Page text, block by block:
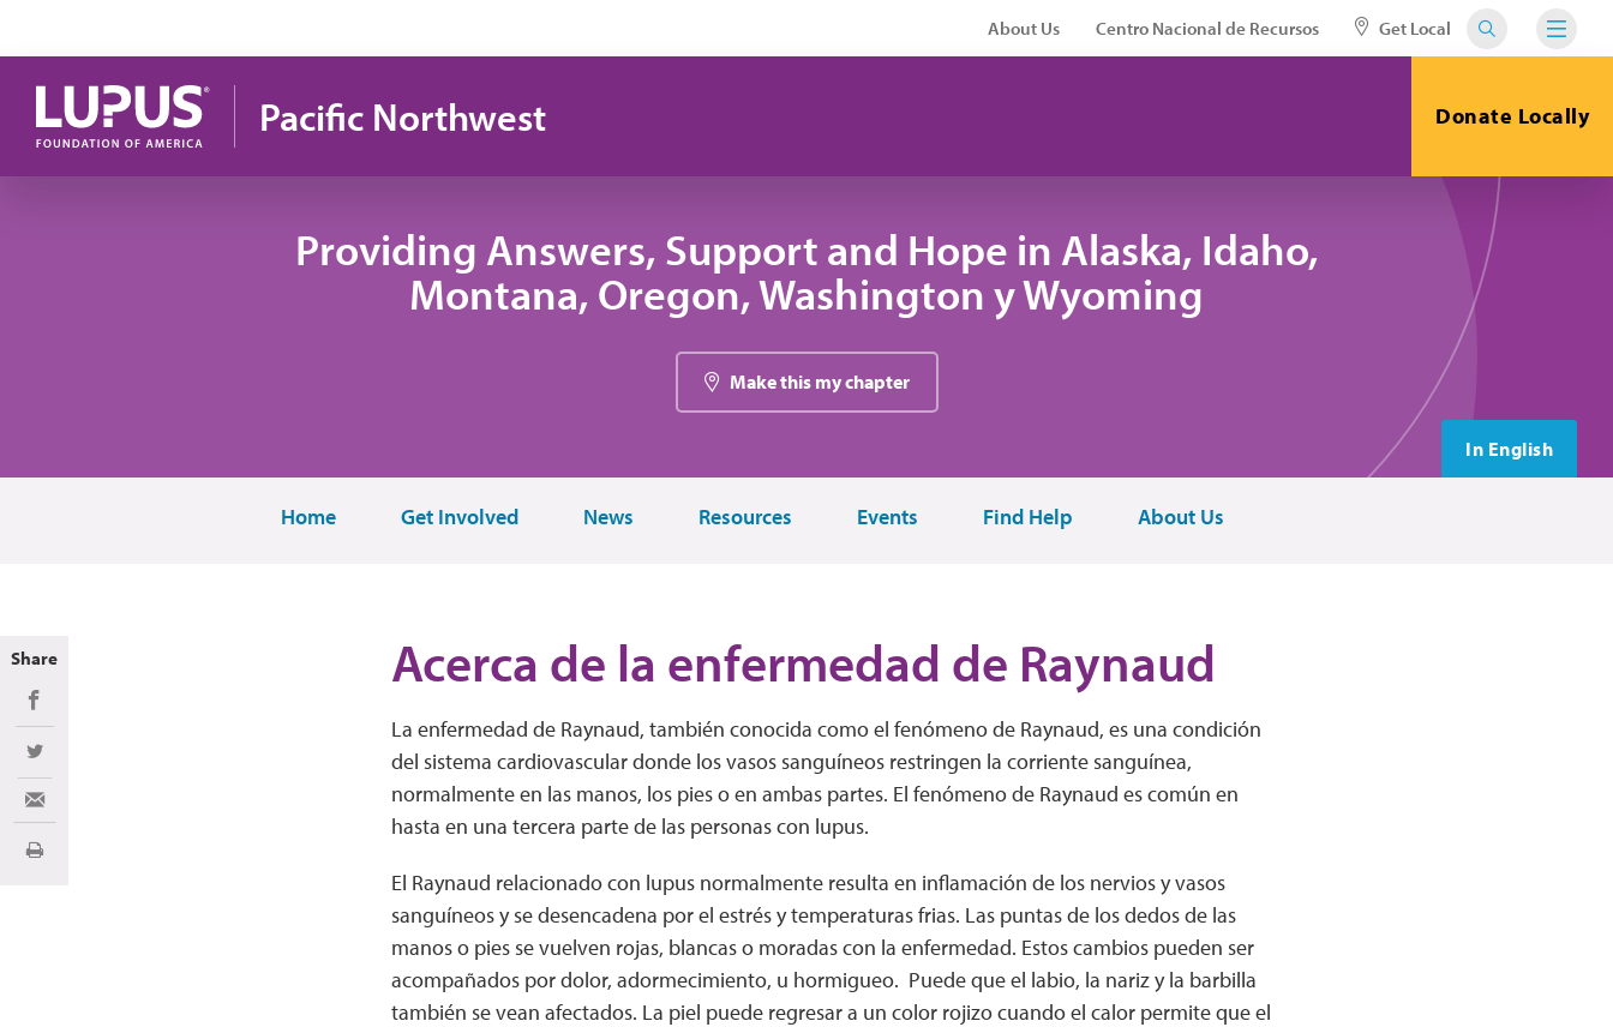
About Us Centro Nacional de Recursos Get Local
Pacific Northwest Donate Locally
Providing Answers, Support and Hope in Alaska, Idaho,
Montana, Oregon, Washington y Wyoming
Make this my chapter
In English
Home Get Involved News Resources Events Find Help About Us
Acerca de la enfermedad de Raynaud
La enfermedad de Raynaud, también conocida como el fenómeno de Raynaud, es una condición
del sistema cardiovascular donde los vasos sanguíneos restringen la corriente sanguínea,
normalmente en las manos, los pies o en ambas partes. El fenómeno de Raynaud es común en
hasta en una tercera parte de las personas con lupus.
El Raynaud relacionado con lupus normalmente resulta en inflamación de los nervios y vasos
sanguíneos y se desencadena por el estrés y temperaturas frias. Las puntas de los dedos de las
manos o pies se vuelven rojas, blancas o moradas con la enfermedad. Estos cambios pueden ser
acompañados por dolor, adormecimiento, u hormigueo. Puede que el labio, la nariz y la barbilla
también se vean afectados. La piel puede regresar a un color rojizo cuando el calor permite que el
Share
Share on Facebook
Share on Twitter
Share via Email
Imprimir